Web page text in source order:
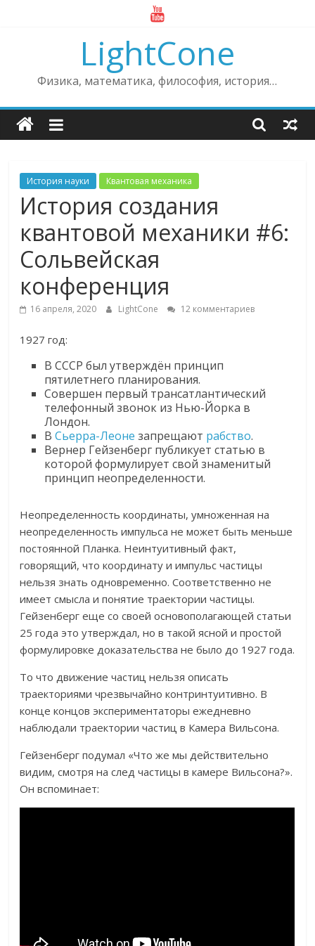
LightCone
Физика, математика, философия, история…
История науки Квантовая механика
История создания
квантовой механики #6:
Сольвейская
конференция
16 апреля, 2020 LightCone 12 комментариев
1927 год:
В СССР был утверждён принцип
пятилетнего планирования.
Совершен первый трансатлантический
телефонный звонок из Нью-Йорка в
Лондон.
ВСьерра-Леоне запрещают рабство.
Вернер Гейзенберг публикует статью в
которой формулирует свой знаменитый
принцип неопределенности.
Неопределенность координаты, умноженная на
неопределенность импульса не может быть меньше
постоянной Планка. Неинтуитивный факт,
говорящий, что координату и импульс частицы
нельзя знать одновременно. Соответственно не
имеет смысла и понятие траектории частицы.
Гейзенберг еще со своей основополагающей статьи
25 года это утверждал, но в такой ясной и простой
формулировке доказательства не было до 1927 года.
То что движение частиц нельзя описать
траекториями чрезвычайно контринтуитивно. В
конце концов экспериментаторы ежедневно
наблюдали траектории частиц в Камера Вильсона.
Гейзенберг подумал «Что же мы действительно
видим, смотря на след частицы в камере Вильсона?».
Он вспоминает: